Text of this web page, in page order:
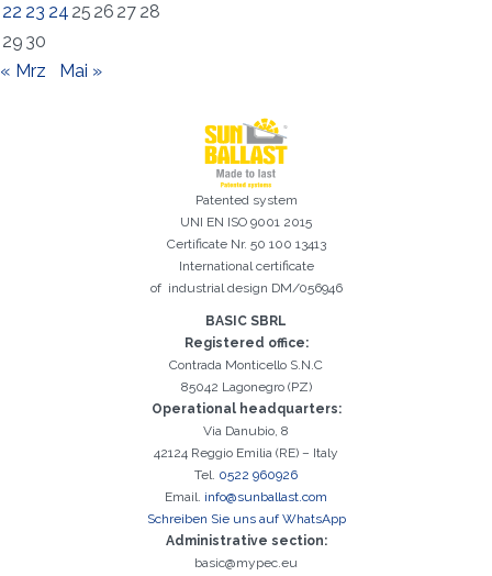
22 23 24 25 26 27 28
29 30
« Mrz
Mai »
Das Nachname-Feld ist erforderlich
Das Vorname-Feld ist erforderlich
Das Agentur-Feld ist erforderlich
Das Stadt-Feld ist erforderlich
Das Telefon-Feld ist erforderlich
Das E-Mail-Addresse-Feld ist erforderlich
Ungültige E-Mail-Adresse eingegeben
Es ist wichtig, die Datenschutzbestimmungen zu akzeptieren
Registrierung erfolgreich. Aktivieren Sie Ihr E-Mail-
Kontrollkästchen, um mit der Aktivierung fortzufahren
Der folgende Fehler ist leider aufgetreten:
Patented system
UNI EN ISO 9001 2015
Certificate Nr. 50 100 13413
International certificate
of industrial design DM/056946
BASIC SBRL
Registered office:
Contrada Monticello S.N.C
85042 Lagonegro (PZ)
Operational headquarters:
Via Danubio, 8
42124 Reggio Emilia (RE) – Italy
Tel. 0522 960926
Email. info@sunballast.com
Schreiben Sie uns auf WhatsApp
Administrative section:
basic@mypec.eu